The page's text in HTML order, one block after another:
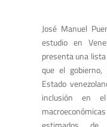
José Manuel
estudio en
presenta una
que el
Estado
inclusión en